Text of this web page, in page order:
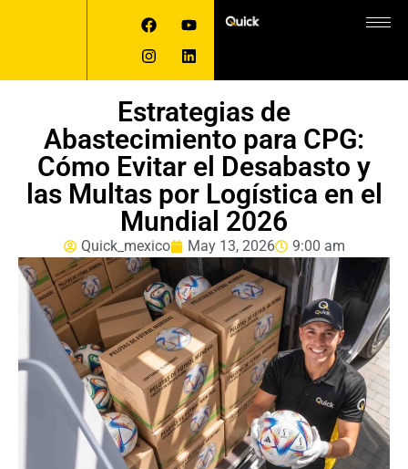
Estrategias de
Abastecimiento para CPG:
Cómo Evitar el Desabasto y
las Multas por Logística en el
Mundial 2026
Quick_mexico May 13, 2026 9:00 am